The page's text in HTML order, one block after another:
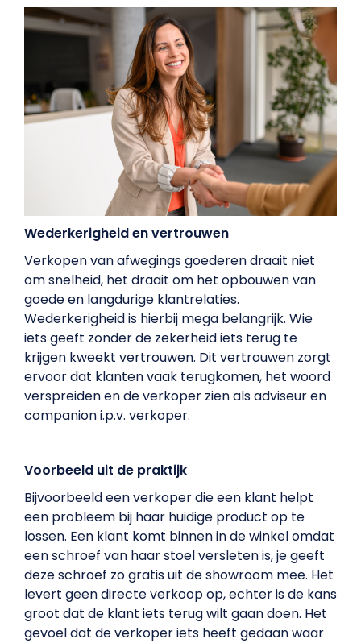
Wederkerigheid en vertrouwen
Verkopen van afwegings goederen draait niet
om snelheid, het draait om het opbouwen van
goede en langdurige klantrelaties.
Wederkerigheid is hierbij mega belangrijk. Wie
iets geeft zonder de zekerheid iets terug te
krijgen kweekt vertrouwen. Dit vertrouwen zorgt
ervoor dat klanten vaak terugkomen, het woord
verspreiden en de verkoper zien als adviseur en
companion i.p.v. verkoper.
Voorbeeld uit de praktijk
Bijvoorbeeld een verkoper die een klant helpt
een probleem bij haar huidige product op te
lossen. Een klant komt binnen in de winkel omdat
een schroef van haar stoel versleten is, je geeft
deze schroef zo gratis uit de showroom mee. Het
levert geen directe verkoop op, echter is de kans
groot dat de klant iets terug wilt gaan doen. Het
gevoel dat de verkoper iets heeft gedaan waar